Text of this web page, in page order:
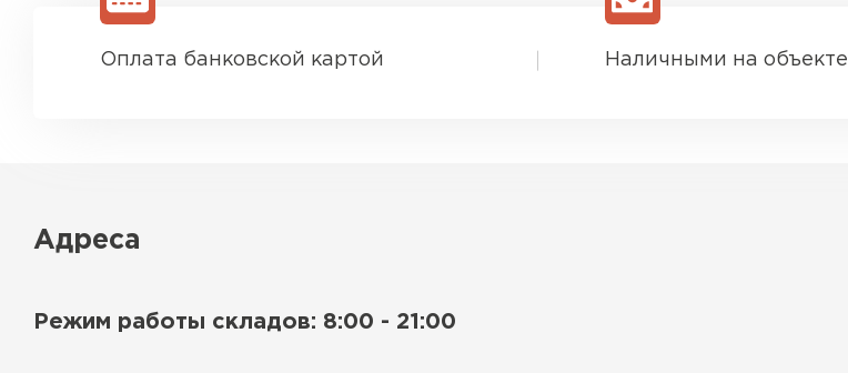
Оплата банковской картой Наличными на объекте
Адреса
Режим работы складов: 8:00 - 21:00